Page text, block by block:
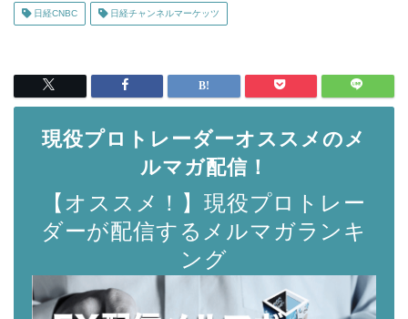
日経CNBC 日経チャンネルマーケッツ
現役プロトレーダーオススメのメ
ルマガ配信！
【オススメ！】現役プロトレー
ダーが配信するメルマガランキ
ング